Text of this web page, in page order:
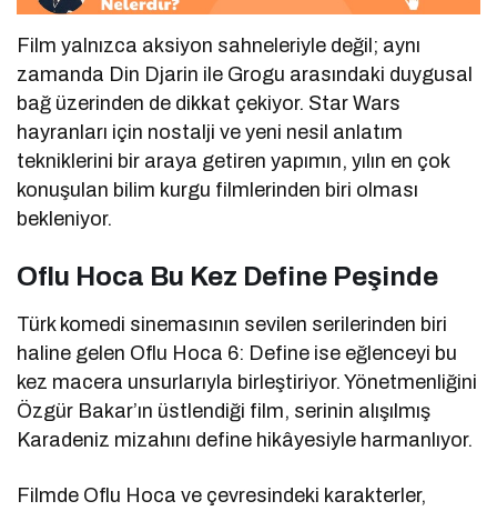
Film yalnızca aksiyon sahneleriyle değil; aynı
zamanda Din Djarin ile Grogu arasındaki duygusal
bağ üzerinden de dikkat çekiyor. Star Wars
hayranları için nostalji ve yeni nesil anlatım
tekniklerini bir araya getiren yapımın, yılın en çok
konuşulan bilim kurgu filmlerinden biri olması
bekleniyor.
Oflu Hoca Bu Kez Define Peşinde
Türk komedi sinemasının sevilen serilerinden biri
haline gelen Oflu Hoca 6: Define ise eğlenceyi bu
kez macera unsurlarıyla birleştiriyor. Yönetmenliğini
Özgür Bakar’ın üstlendiği film, serinin alışılmış
Karadeniz mizahını define hikâyesiyle harmanlıyor.
Filmde Oflu Hoca ve çevresindeki karakterler,